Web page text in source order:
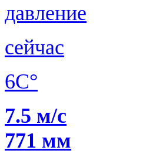
давление
сейчас
6C°
7.5 м/с
771 мм